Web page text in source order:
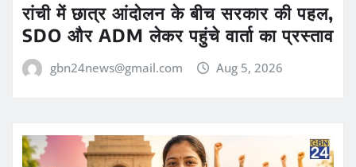
रांची में छात्र आंदोलन के बीच सरकार की पहल,
SDO और ADM लेकर पहुंचे वार्ता का प्रस्ताव
gbn24news@gmail.com Aug 5, 2026